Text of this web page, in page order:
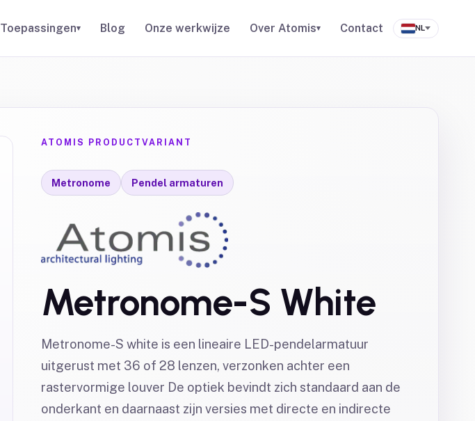
Toepassingen▾ Blog Onze werkwijze Over Atomis▾ Contact NL
ATOMIS PRODUCTVARIANT
Metronome Pendel armaturen
Metronome-S White
Metronome-S white is een lineaire LED-pendelarmatuur
uitgerust met 36 of 28 lenzen, verzonken achter een
rastervormige louver De optiek bevindt zich standaard aan de
onderkant en daarnaast zijn versies met directe en indirecte